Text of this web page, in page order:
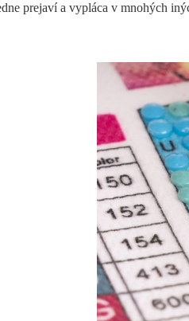
prejaví a vypláca v mnohých